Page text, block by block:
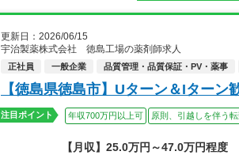
更新日：2026/06/15
宇治製薬株式会社 徳島工場の薬剤師求人
正社員 一般企業 品質管理・品質保証・PV・薬事
【徳島県徳島市】Uターン＆Iター
注目ポイント 年収700万円以上可 原則、引越しを伴う転
【月収】25.0万円～47.0万円程